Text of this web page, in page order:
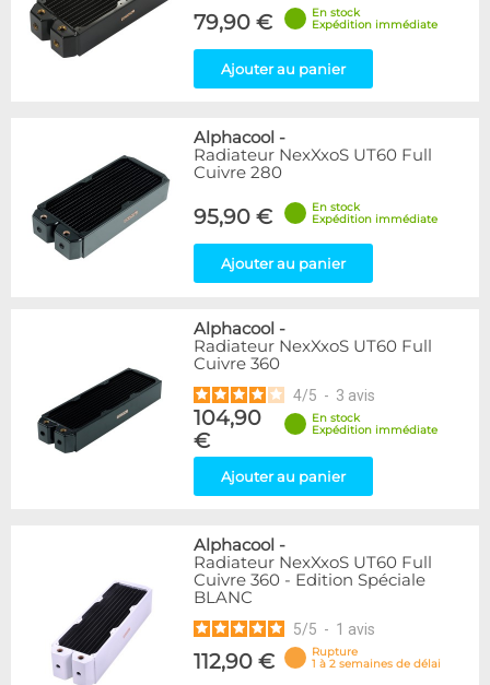
79,90 €
En stock
Expédition immédiate
Ajouter au panier
Alphacool -
Radiateur NexXxoS UT60 Full
Cuivre 280
95,90 €
En stock
Expédition immédiate
Ajouter au panier
Alphacool -
Radiateur NexXxoS UT60 Full
Cuivre 360
4/5 - 3 avis
104,90
€
En stock
Expédition immédiate
Ajouter au panier
Alphacool -
Radiateur NexXxoS UT60 Full
Cuivre 360 - Edition Spéciale
BLANC
5/5 - 1 avis
112,90 €
Rupture
1 à 2 semaines de délai